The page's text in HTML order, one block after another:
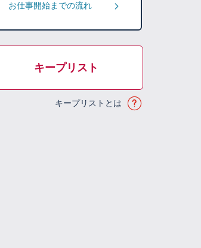
お仕事開始までの流れ
キープリスト
キープリストとは